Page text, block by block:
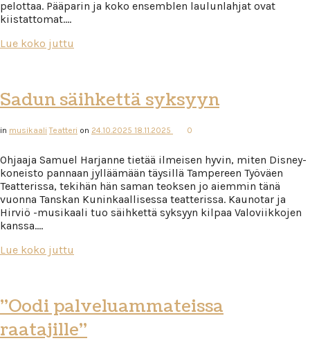
pelottaa. Pääparin ja koko ensemblen laulunlahjat ovat
kiistattomat….
Lue koko juttu
Sadun säihkettä syksyyn
in musikaali Teatteri on 24.10.2025 18.11.2025 0
Ohjaaja Samuel Harjanne tietää ilmeisen hyvin, miten Disney-
koneisto pannaan jylläämään täysillä Tampereen Työväen
Teatterissa, tekihän hän saman teoksen jo aiemmin tänä
vuonna Tanskan Kuninkaallisessa teatterissa. Kaunotar ja
Hirviö -musikaali tuo säihkettä syksyyn kilpaa Valoviikkojen
kanssa….
Lue koko juttu
”Oodi palveluammateissa
raatajille”